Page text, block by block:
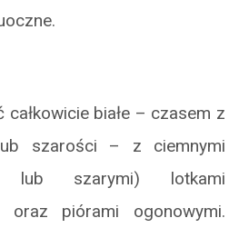
całkowicie białe – czasem z
szarości – z ciemnymi
lub szarymi) lotkami
oraz piórami ogonowymi.